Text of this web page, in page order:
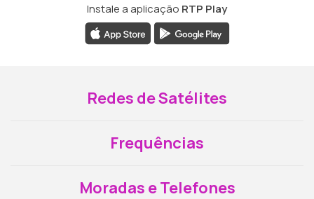
Instale a aplicação RTP Play
Redes de Satélites
Frequências
Moradas e Telefones